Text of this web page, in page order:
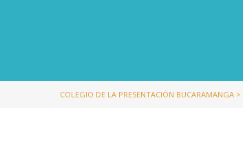
COLEGIO DE LA PRESENTACIÓN BUCARAMANGA >